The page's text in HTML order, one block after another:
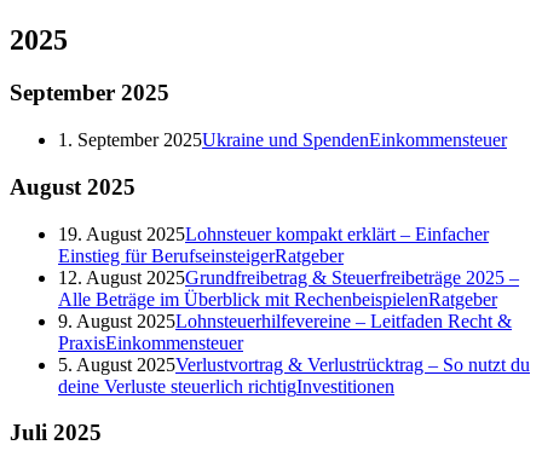
2025
September 2025
1. September 2025Ukraine und SpendenEinkommensteuer
August 2025
19. August 2025Lohnsteuer kompakt erklärt – Einfacher
Einstieg für BerufseinsteigerRatgeber
12. August 2025Grundfreibetrag & Steuerfreibeträge 2025 –
Alle Beträge im Überblick mit RechenbeispielenRatgeber
9. August 2025Lohnsteuerhilfevereine – Leitfaden Recht &
PraxisEinkommensteuer
5. August 2025Verlustvortrag & Verlustrücktrag – So nutzt du
deine Verluste steuerlich richtigInvestitionen
Juli 2025